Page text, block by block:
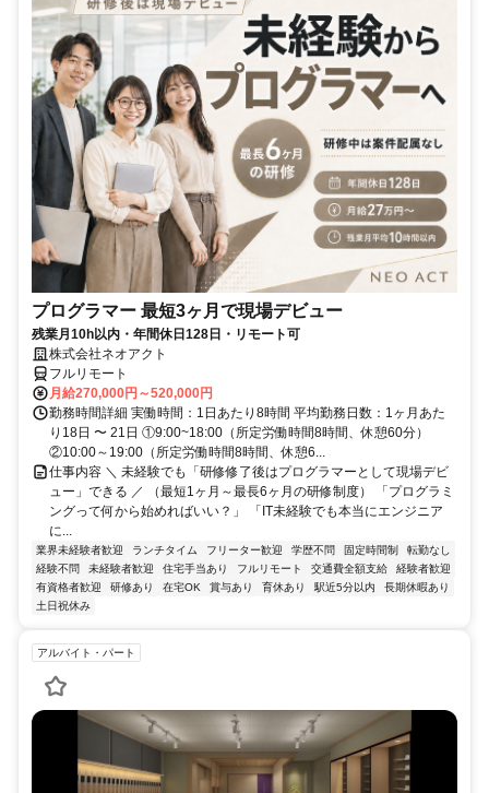
プログラマー 最短3ヶ月で現場デビュー
残業月10h以内・年間休日128日・リモート可
株式会社ネオアクト
フルリモート
月給270,000円～520,000円
勤務時間詳細 実働時間：1日あたり8時間 平均勤務日数：1ヶ月あた
り18日 〜 21日 ①9:00~18:00（所定労働時間8時間、休憩60分）
②10:00～19:00（所定労働時間8時間、休憩6...
仕事内容 ＼ 未経験でも「研修修了後はプログラマーとして現場デビ
ュー」できる ／ （最短1ヶ月～最長6ヶ月の研修制度） 「プログラミ
ングって何から始めればいい？」 「IT未経験でも本当にエンジニア
に...
業界未経験者歓迎 ランチタイム フリーター歓迎 学歴不問 固定時間制
転勤なし
経験不問
未経験者歓迎 住宅手当あり フルリモート 交通費全額支給
経験者歓迎
有資格者歓迎
研修あり 在宅OK 賞与あり 育休あり 駅近5分以内
長期休暇あり
土日祝休み
アルバイト・パート